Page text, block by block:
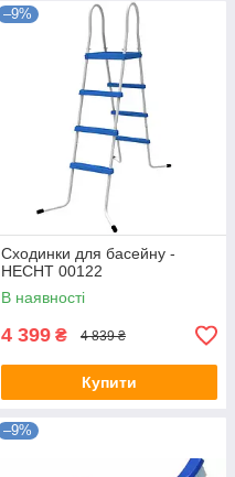
–9%
Сходинки для басейну -
HECHT 00122
В наявності
4 399 ₴ 4 839 ₴
Купити
–9%